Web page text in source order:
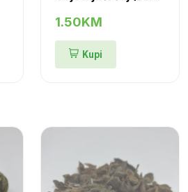
1.50KM
Kupi